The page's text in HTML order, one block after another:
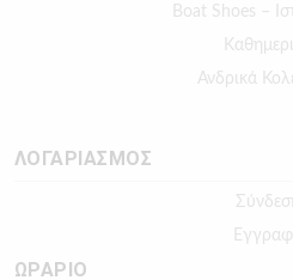
Boat Shoes –
Ανδρικά
ΛΟΓΑΡΙΑΣΜΟΣ
ΩΡΑΡΙΟ